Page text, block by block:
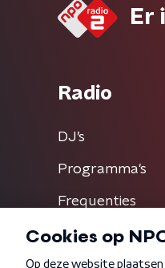
Er
Radio
DJ’s
Programma's
Frequenties